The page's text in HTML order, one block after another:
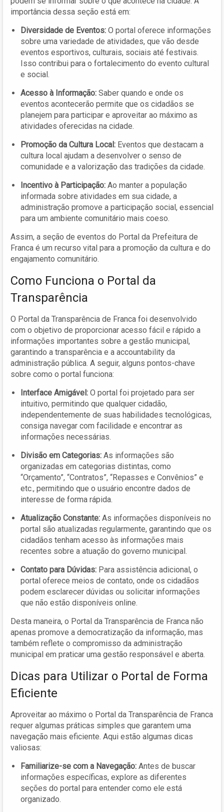
importância dessa seção está em:
Diversidade de Eventos: O portal oferece informações
sobre uma variedade de atividades, que vão desde
eventos esportivos, culturais, sociais até festivais.
Isso contribui para o fortalecimento do evento cultural
e social.
Acesso à Informação: Saber quando e onde os
eventos acontecerão permite que os cidadãos se
planejem para participar e aproveitar ao máximo as
atividades oferecidas na cidade.
Promoção da Cultura Local: Eventos que destacam a
cultura local ajudam a desenvolver o senso de
comunidade e a valorização das tradições da cidade.
Incentivo à Participação: Ao manter a população
informada sobre atividades em sua cidade, a
administração promove a participação social, essencial
para um ambiente comunitário mais coeso.
Assim, a seção de eventos do Portal da Prefeitura de
Franca é um recurso vital para a promoção da cultura e do
engajamento comunitário.
Como Funciona o Portal da
Transparência
O Portal da Transparência de Franca foi desenvolvido
com o objetivo de proporcionar acesso fácil e rápido a
informações importantes sobre a gestão municipal,
garantindo a transparência e a accountability da
administração pública. A seguir, alguns pontos-chave
sobre como o portal funciona:
Interface Amigável: O portal foi projetado para ser
intuitivo, permitindo que qualquer cidadão,
independentemente de suas habilidades tecnológicas,
consiga navegar com facilidade e encontrar as
informações necessárias.
Divisão em Categorias: As informações são
organizadas em categorias distintas, como
“Orçamento”, “Contratos”, “Repasses e Convênios” e
etc., permitindo que o usuário encontre dados de
interesse de forma rápida.
Atualização Constante: As informações disponíveis no
portal são atualizadas regularmente, garantindo que os
cidadãos tenham acesso às informações mais
recentes sobre a atuação do governo municipal.
Contato para Dúvidas: Para assistência adicional, o
portal oferece meios de contato, onde os cidadãos
podem esclarecer dúvidas ou solicitar informações
que não estão disponíveis online.
Desta maneira, o Portal da Transparência de Franca não
apenas promove a democratização da informação, mas
também reflete o compromisso da administração
municipal em praticar uma gestão responsável e aberta.
Dicas para Utilizar o Portal de Forma
Eficiente
Aproveitar ao máximo o Portal da Transparência de Franca
requer algumas práticas simples que garantem uma
navegação mais eficiente. Aqui estão algumas dicas
valiosas:
Familiarize-se com a Navegação: Antes de buscar
informações específicas, explore as diferentes
seções do portal para entender como ele está
organizado.